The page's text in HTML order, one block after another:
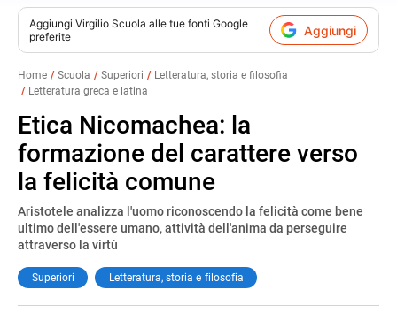
contenuto
Aggiungi Virgilio Scuola alle tue fonti Google
preferite
Aggiungi
Home Scuola Superiori
Letteratura, storia e filosofia
Letteratura greca e latina
Etica Nicomachea: la
formazione del carattere verso
la felicità comune
Aristotele analizza l'uomo riconoscendo la felicità come bene
ultimo dell'essere umano, attività dell'anima da perseguire
attraverso la virtù
Superiori Letteratura, storia e filosofia